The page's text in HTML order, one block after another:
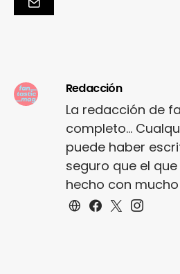
Redacción
La redacción de
completo...
puede haber
seguro que el
hecho con